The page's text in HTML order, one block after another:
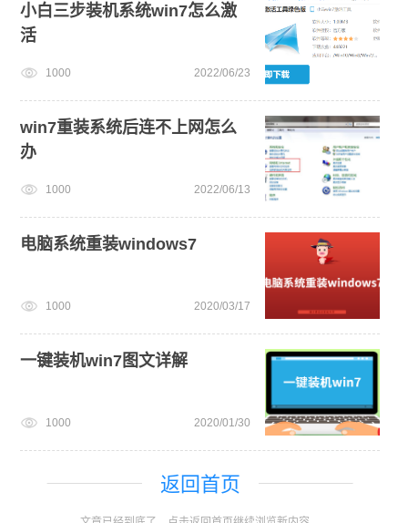
小白三步装机系统win7怎么激
活
1000 2022/06/23
win7重装系统后连不上网怎么
办
1000 2022/06/13
电脑系统重装windows7
1000 2020/03/17
一键装机win7图文详解
1000 2020/01/30
返回首页